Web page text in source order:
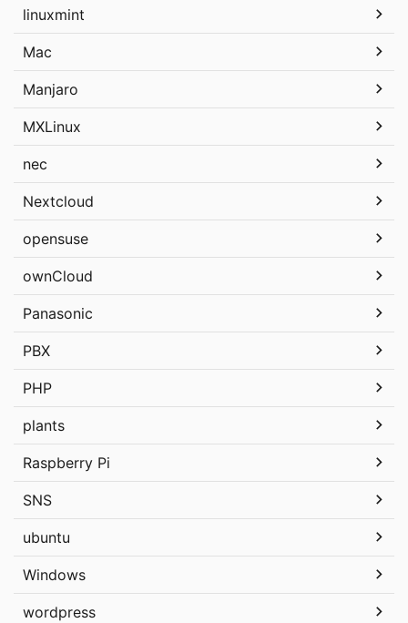
linuxmint
Mac
Manjaro
MXLinux
nec
Nextcloud
opensuse
ownCloud
Panasonic
PBX
PHP
plants
Raspberry Pi
SNS
ubuntu
Windows
wordpress